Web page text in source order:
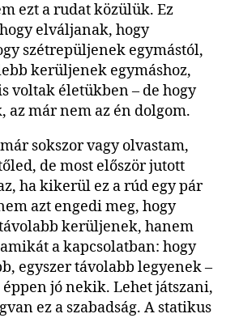
ezt a rudat közülük. Ez
elváljanak, hogy
szétrepüljenek egymástól,
kerüljenek egymáshoz,
voltak életükben – de hogy
már nem az én dolgom.
sokszor vagy olvastam,
de most először jutott
ha kikerül ez a rúd egy pár
azt engedi meg, hogy
kerüljenek, hanem
a kapcsolatban: hogy
egyszer távolabb legyenek –
jó nekik. Lehet játszani,
ez a szabadság. A statikus